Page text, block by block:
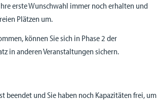
erste Wunschwahl immer noch erhalten und
Plätzen um.
können Sie sich in Phase 2 der
in anderen Veranstaltungen sichern.
beendet und Sie haben noch Kapazitäten frei, um